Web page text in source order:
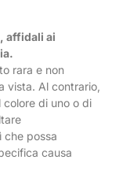
affidali ai
rara e non
vista. Al contrario,
colore di uno o di
che possa
causa